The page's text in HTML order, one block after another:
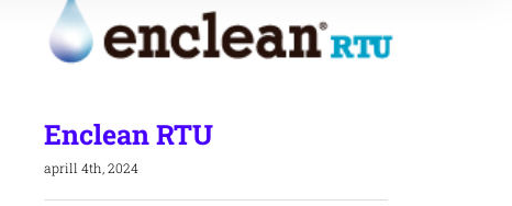
Enclean RTU
aprill 4th, 2024